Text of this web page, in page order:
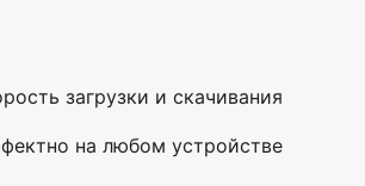
загрузки и скачивания
на любом устройстве